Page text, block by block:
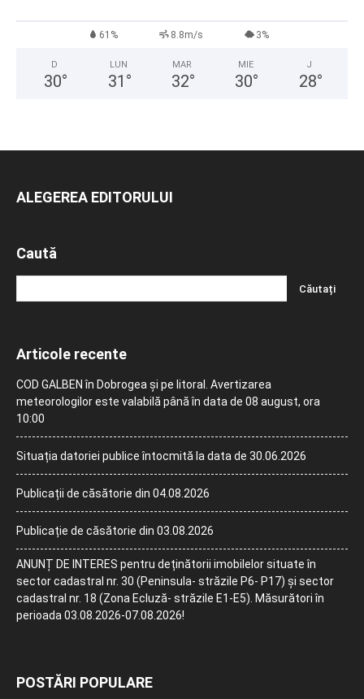
61% 8.8m/s 3%
D
30°
LUN
31 °
MAR
32°
MIE
30°
J
28°
ALEGEREA EDITORULUI
Caută
Articole recente
COD GALBEN în Dobrogea și pe litoral. Avertizarea
meteorologilor este valabilă până în data de 08 august, ora
10:00
Situația datoriei publice întocmită la data de 30.06.2026
Publicații de căsătorie din 04.08.2026
Publicație de căsătorie din 03.08.2026
ANUNȚ DE INTERES pentru deținătorii imobilelor situate în
sector cadastral nr. 30 (Peninsula- străzile P6- P17) și sector
cadastral nr. 18 (Zona Ecluză- străzile E1-E5). Măsurători în
perioada 03.08.2026-07.08.2026!
POSTĂRI POPULARE